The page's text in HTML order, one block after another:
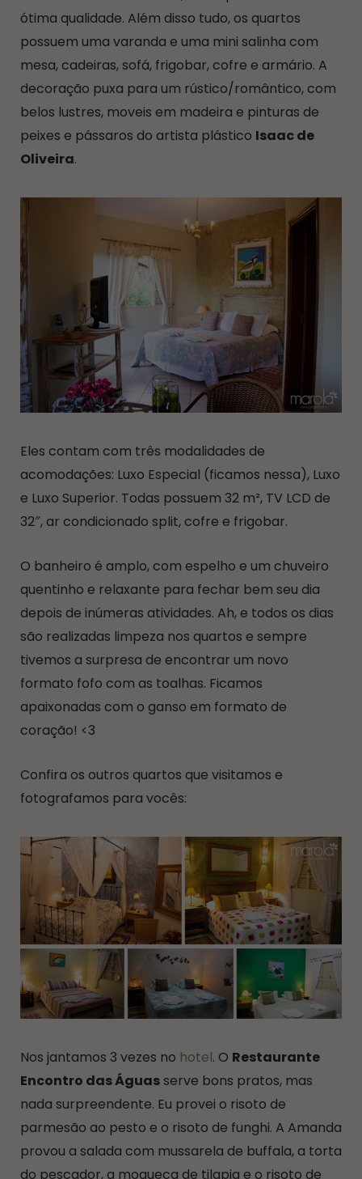
ótima qualidade. Além disso tudo, os quartos
possuem uma varanda e uma mini salinha com
mesa, cadeiras, sofá, frigobar, cofre e armário. A
decoração puxa para um rústico/romântico, com
belos lustres, moveis em madeira e pinturas de
peixes e pássaros do artista plástico Isaac de
Oliveira.
Eles contam com três modalidades de
acomodações: Luxo Especial (ficamos nessa), Luxo
e Luxo Superior. Todas possuem 32 m², TV LCD de
32″, ar condicionado split, cofre e frigobar.
O banheiro é amplo, com espelho e um chuveiro
quentinho e relaxante para fechar bem seu dia
depois de inúmeras atividades. Ah, e todos os dias
são realizadas limpeza nos quartos e sempre
tivemos a surpresa de encontrar um novo
formato fofo com as toalhas. Ficamos
apaixonadas com o ganso em formato de
coração! <3
Confira os outros quartos que visitamos e
fotografamos para vocês:
Nos jantamos 3 vezes no hotel. O Restaurante
Encontro das Águasserve bons pratos, mas
nada surpreendente. Eu provei o risoto de
parmesão ao pesto e o risoto de funghi. A Amanda
provou a salada com mussarela de buffala, a torta
do pescador, a moqueca de tilapia e o risoto de